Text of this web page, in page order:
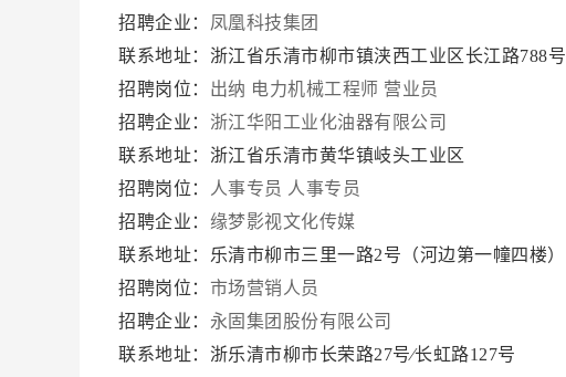
招聘企业： 凤凰科技集团
联系地址：浙江省乐清市柳市镇浃西工业区长江路788号
招聘岗位： 出纳 电力机械工程师 营业员
招聘企业： 浙江华阳工业化油器有限公司
联系地址：浙江省乐清市黄华镇岐头工业区
招聘岗位：
人事专员 人事专员
招聘企业： 缘梦影视文化传媒
联系地址：乐清市柳市三里一路2号（河边第一幢四楼）
招聘岗位： 市场营销人员
招聘企业： 永固集团股份有限公司
联系地址：浙乐清市柳市长荣路27号∕长虹路127号